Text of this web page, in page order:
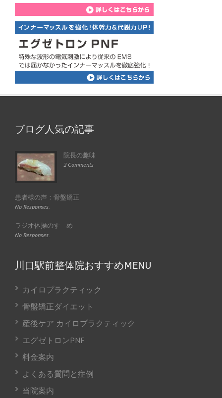
ブログ人気の記事
院長の趣味
2 Comments
患者様の声：骨盤矯正
No Responses.
ラジオ体操のすゝめ
No Responses.
川口駅前整体院おすすめMENU
カイロプラクティック
骨盤矯正ダイエット
産後ケア カイロプラクティック
エグゼトロンPNF
料金案内
よくある質問と症例
当院案内